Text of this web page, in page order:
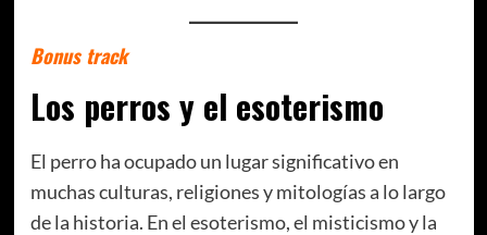
Bonus track
Los perros y el esoterismo
El perro ha ocupado un lugar significativo en
muchas culturas, religiones y mitologías a lo largo
de la historia. En el esoterismo, el misticismo y la